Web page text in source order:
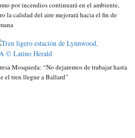
por incendios continuará en el ambiente,
la calidad del aire mejorará hacia el fin de
Mosqueda: “No dejaremos de trabajar hasta
el tren llegue a Ballard”